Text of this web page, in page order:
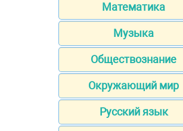
Математика
Музыка
Обществознание
Окружающий мир
Русский язык